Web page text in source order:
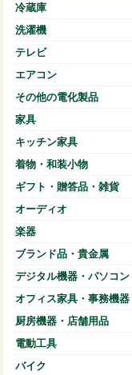
冷蔵庫
洗濯機
テレビ
エアコン
その他の電化製品
家具
キッチン家具
着物・和装小物
ギフト・贈答品・雑貨
オーディオ
楽器
ブランド品・貴金属
デジタル機器・パソコン
オフィス家具・事務機器
厨房機器・店舗用品
電動工具
バイク